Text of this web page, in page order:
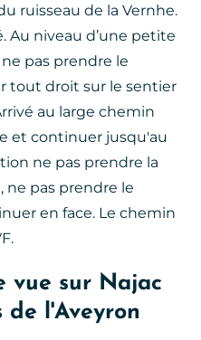
ruisseau de la Vernhe.
Au niveau d’une petite
pas prendre le
tout droit sur le sentier
au large chemin
et continuer jusqu'au
ne pas prendre la
ne pas prendre le
en face. Le chemin
vue sur Najac
de l'Aveyron